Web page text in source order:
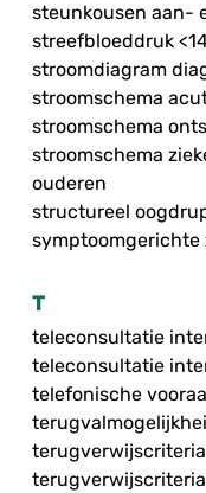
steunkousen aan-
streefbloeddruk
stroomdiagram
stroomschema
stroomschema
stroomschema
ouderen
structureel
symptoomgerichte
T
teleconsultatie
teleconsultatie
telefonische
terugverwijscriteria